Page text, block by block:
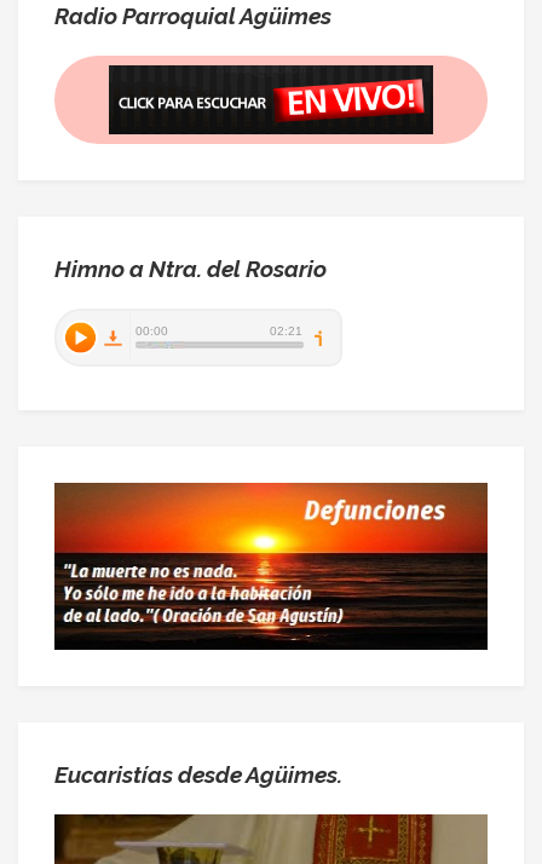
Radio Parroquial Agüimes
Himno a Ntra. del Rosario
Eucaristías desde Agüimes.